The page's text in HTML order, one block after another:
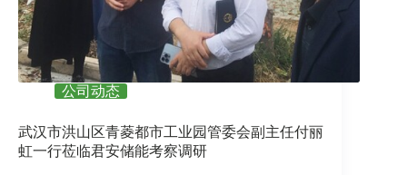
公司动态
武汉市洪山区青菱都市工业园管委会副主任付丽
虹一行莅临君安储能考察调研